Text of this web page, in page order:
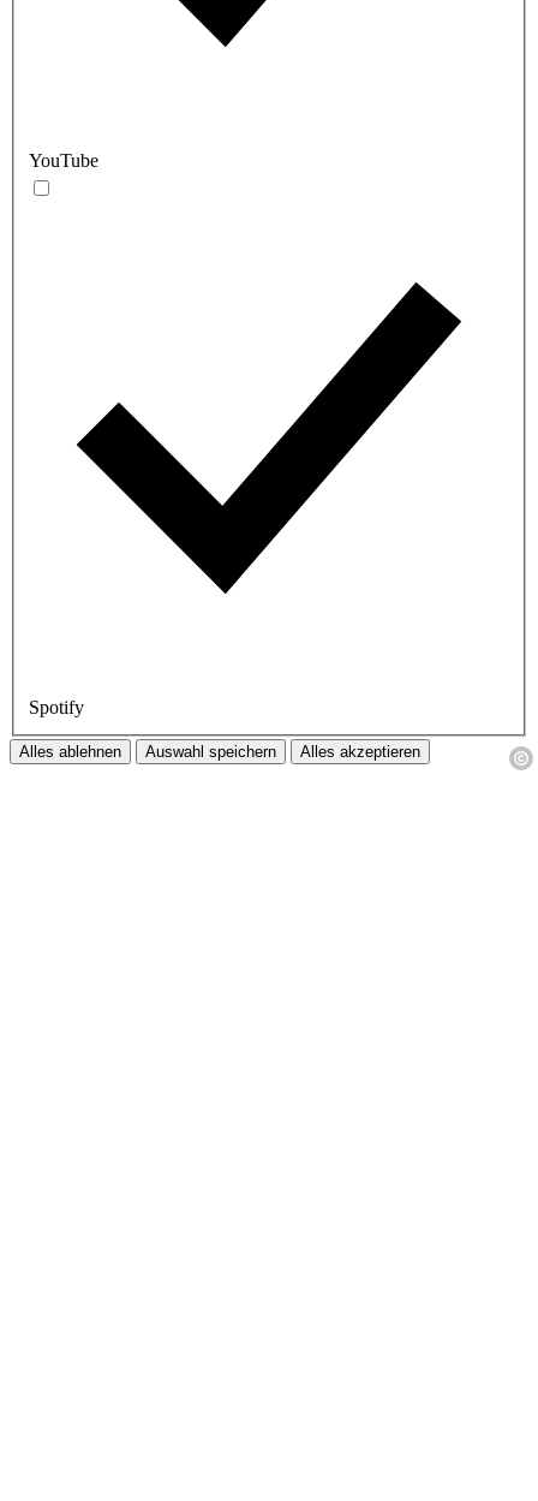
YouTube
Spotify
Alles ablehnen Auswahl speichern Alles akzeptieren